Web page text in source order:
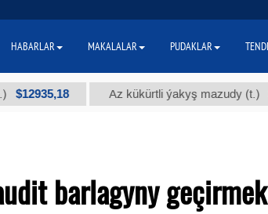
Az kükürtli ýakyş mazudy (t.) $300
barlagyny geçirmek
HABARLAR MAKALALAR PUDAKLAR